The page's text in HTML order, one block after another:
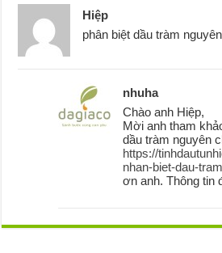
Hiệp
phân biệt dầu tràm
nhuha
Chào anh Hiệp,
Mời anh tham
dầu tràm nguyên
https://
nhan-biet-dau-
ơn anh. Thông tin